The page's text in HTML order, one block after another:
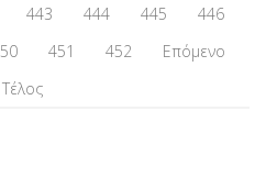
443 444 445
446
451 452
Επόμενο
Τέλος